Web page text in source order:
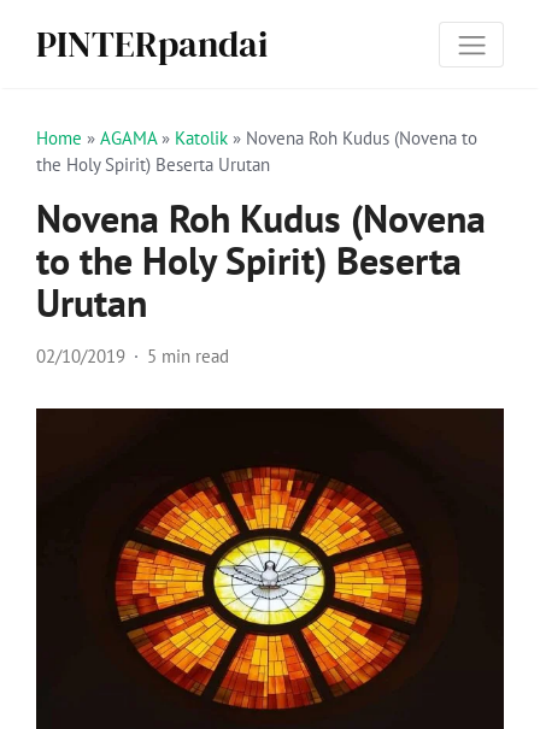
PINTERpandai
Home » AGAMA» Katolik » Novena Roh Kudus (Novena to
the Holy Spirit) Beserta Urutan
Novena Roh Kudus (Novena
to the Holy Spirit) Beserta
Urutan
02/10/2019 5 min read